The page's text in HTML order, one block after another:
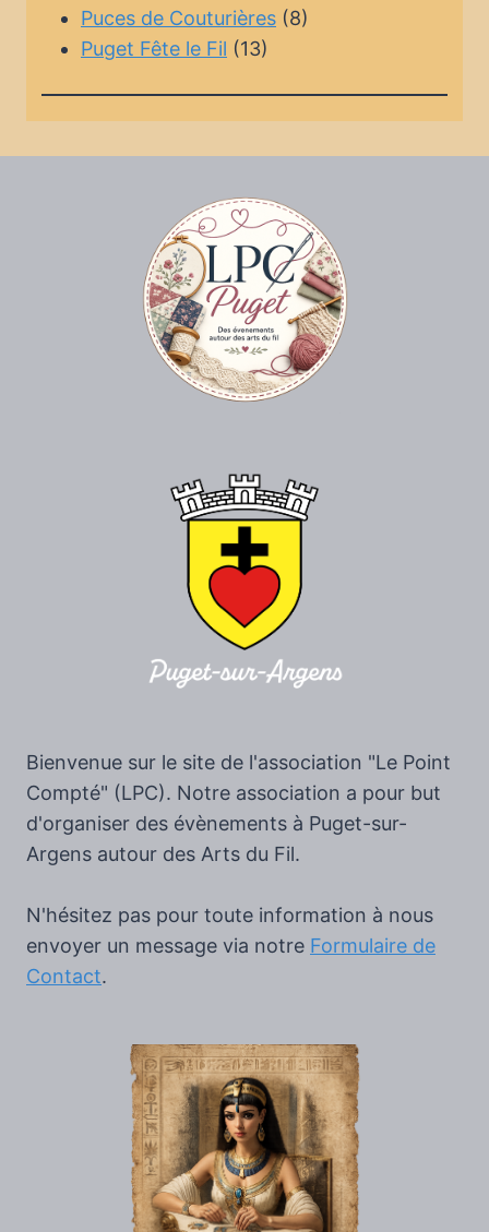
Puces de Couturières (8)
Puget Fête le Fil (13)
Bienvenue sur le site de l'association "Le Point
Compté" (LPC). Notre association a pour but
d'organiser des évènements à Puget-sur-
Argens autour des Arts du Fil.
N'hésitez pas pour toute information à nous
envoyer un message via notre Formulaire de
Contact.